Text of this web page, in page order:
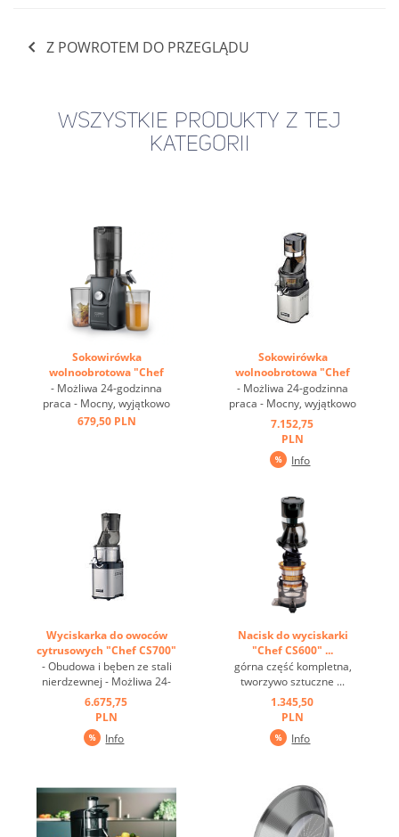
Z POWROTEM DO PRZEGLĄDU
WSZYSTKIE PRODUKTY Z TEJ
KATEGORII
Sokowirówka
wolnoobrotowa "Chef
CS600"_copy ...
- Możliwa 24-godzinna
praca - Mocny, wyjątkowo
cichy silnik - Dwa rozmiary
wprowadzenie tlenu przez
...
679,50 PLN
Sokowirówka
wolnoobrotowa "Chef
CS600" ...
- Możliwa 24-godzinna
praca - Mocny, wyjątkowo
cichy silnik - Dwa rozmiary
otworów wsadowych w
jednym urządzeniu dla
dużych i małych warzyw -
witamin - Niewielkie
wprowadzenie tlenu przez
...
7.152,75
PLN
Info
Wyciskarka do owoców
cytrusowych "Chef CS700"
...
- Obudowa i bęben ze stali
nierdzewnej - Możliwa 24-
godzinna praca - Mocny,
bardzo cichy silnik
przemysłowy - Dwa
rozmiary lejek w jednym
obrót witamin - Niski
poziom tlenu ...
6.675,75
PLN
Info
Nacisk do wyciskarki
"Chef CS600" ...
górna część kompletna,
tworzywo sztuczne ...
1.345,50
PLN
Info